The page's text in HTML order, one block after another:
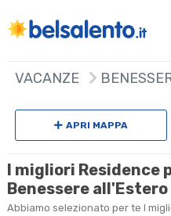
VACANZE
APRI MAPPA
I migliori Residence
Benessere all'Estero
Abbiamo selezionato per te I